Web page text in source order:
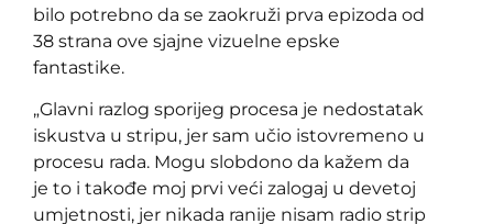
bilo potrebno da se zaokruži prva epizoda od
38 strana ove sjajne vizuelne epske
fantastike.
„Glavni razlog sporijeg procesa je nedostatak
iskustva u stripu, jer sam učio istovremeno u
procesu rada. Mogu slobdono da kažem da
je to i takođe moj prvi veći zalogaj u devetoj
umjetnosti, jer nikada ranije nisam radio strip